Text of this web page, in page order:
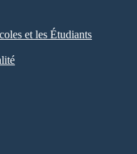
et les Étudiants